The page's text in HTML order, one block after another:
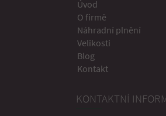
Úvod
O firmě
Náhradní plnění
Velikosti
Blog
Kontakt
KONTAKTNÍ